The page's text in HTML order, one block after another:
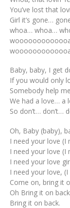
You’ve lost that
Girl it’s gone…
whoa… whoa…
Baby, baby, I get
If you would only
Somebody help
We had a love… a
So don’t… don’t…
Oh, Baby (baby),
I need your love (I
I need your love (I
I need your love
I need your love,
Come on, bring it
Oh Bring it on
Bring it on back.